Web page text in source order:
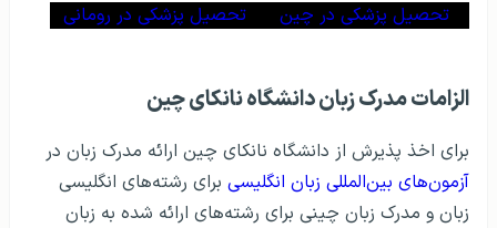
تحصیل پزشکی در چین تحصیل پزشکی در رومانی
الزامات مدرک زبان دانشگاه نانکای چین
برای اخذ پذیرش از دانشگاه نانکای چین ارائه مدرک زبان در
آزمون‌های بین‌المللی زبان انگلیسی برای رشته‌های انگلیسی
زبان و مدرک زبان چینی برای رشته‌های ارائه شده به زبان